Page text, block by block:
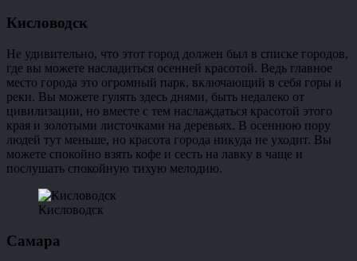
Кисловодск
Не удивительно, что этот город должен был в списке городов,
где вы можете насладиться осенней красотой. Ведь главное
место города это огромный парк, включающий в себя горы и
реки. Вы можете гулять здесь днями, быть недалеко от
цивилизации, но вместе с тем наслаждаться красотой этого
края и золотыми листочками на деревьях. В осеннюю пору
людей тут меньше, но красота города никуда не уходит. Вы
можете спокойно взять кофе и сесть на лавку в чаще и
послушать спокойную тихую мелодию.
Кисловодск
Самара